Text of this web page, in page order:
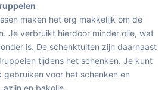
maken het erg makkelijk om de
Je verbruikt hierdoor minder olie, wat
is. De schenktuiten zijn daarnaast
tijdens het schenken. Je kunt
gebruiken voor het schenken en
azijn en bakolie.